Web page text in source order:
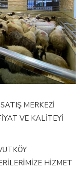
MERKEZİ
VE KALİTEYİ
HİZMET